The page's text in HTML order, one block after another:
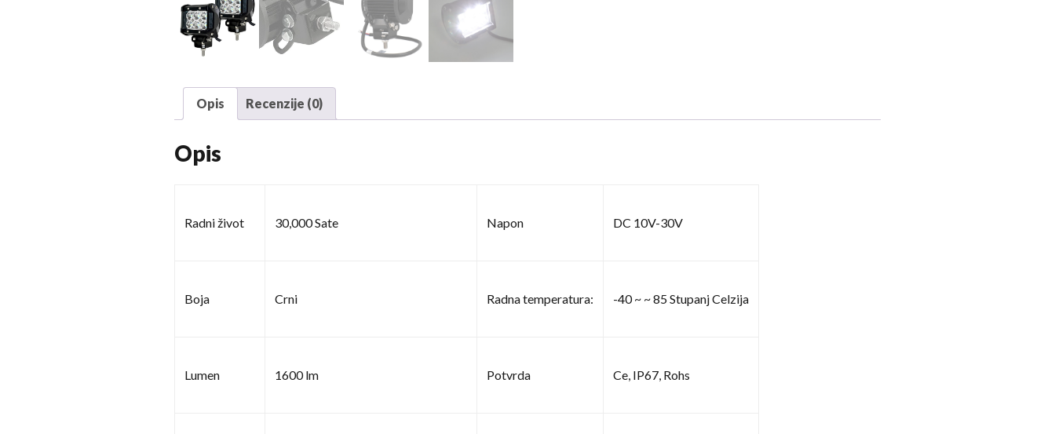
Opis Recenzije (0)
Opis
Radni život 30,000 Sate Napon DC 10V-30V
Boja Crni Radna temperatura: -40 ~ ~ 85 Stupanj Celzija
Lumen 1600 lm Potvrda Ce, IP67, Rohs